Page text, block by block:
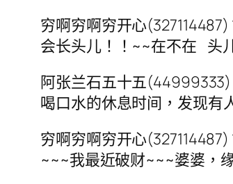
穷啊穷啊穷开心(327114487)
会长头儿！！~~在不在 头
阿张兰石五十五(44999333)
喝口水的休息时间，发现有
穷啊穷啊穷开心(327114487)
~~~我最近破财~~~婆婆，